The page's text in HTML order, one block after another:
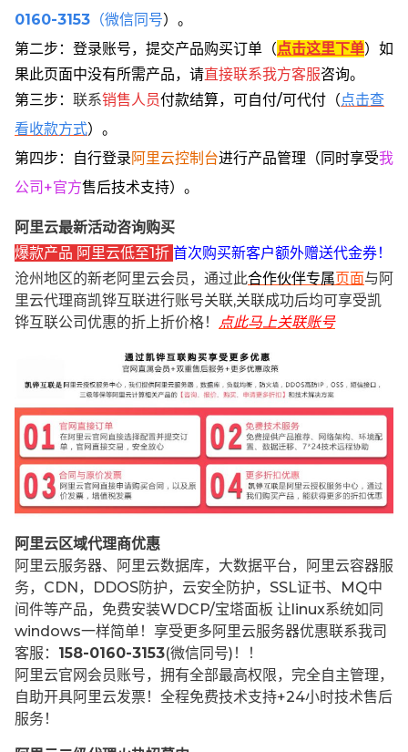
0160-3153 （微信同号）。
第二步：登录账号，提交产品购买订单（点击这里下单） 如
果此页面中没有所需产品，请直接联系我方客服咨询。
第三步： 联系销售人员付款结算，可自付/可代付（点击查
看收款方式）。
第四步：自行登录阿里云控制台进行产品管理（同时享受我
公司+官方售后技术支持）。
阿里云最新活动咨询购买
爆款产品 阿里云低至1折 首次购买新客户额外赠送代金券！
沧州地区的新老阿里云会员，通过此合作伙伴专属页面与阿
里云代理商凯铧互联进行账号关联,关联成功后均可享受凯
铧互联公司优惠的折上折价格！
点此马上关联账号
阿里云区域代理商优惠
阿里云服务器、阿里云数据库，大数据平台，阿里云容器服
务，CDN，DDOS防护，云安全防护，SSL证书、MQ中
间件等产品，免费安装WDCP/宝塔面板 让 linux系统如同
windows一样简单！享受更多阿里云服务器优惠联系我司
客服： 158-0160-3153(微信同号)！！
阿里云官网会员账号，拥有全部最高权限，完全自主管理，
自助开具阿里云发票！全程免费技术支持+24小时技术售后
服务！